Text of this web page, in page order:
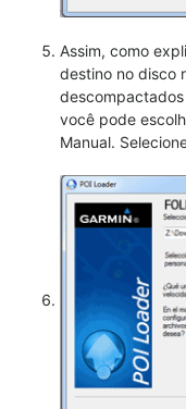
Assim, como
destino no disco
você pode
Manual.